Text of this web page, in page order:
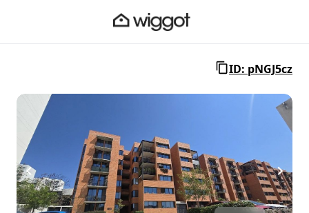
ID: pNGJ5cz